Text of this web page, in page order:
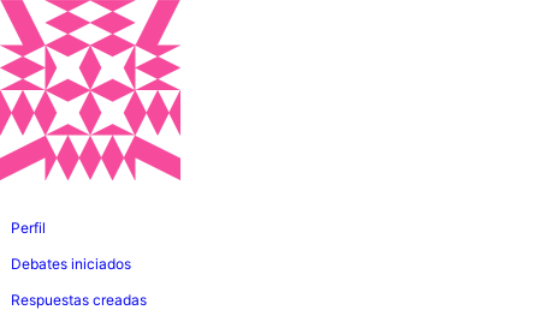
contenido
Perfil
Debates iniciados
Respuestas creadas